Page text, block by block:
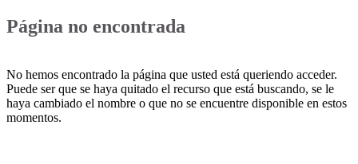
Página no encontrada
No hemos encontrado la página que usted está queriendo acceder.
Puede ser que se haya quitado el recurso que está buscando, se le
haya cambiado el nombre o que no se encuentre disponible en estos
momentos.